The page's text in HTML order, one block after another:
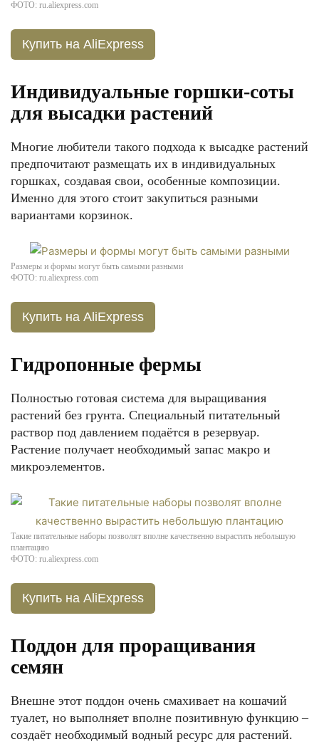
ФОТО: ru.aliexpress.com
Купить на AliExpress
Индивидуальные горшки-соты
для высадки растений
Многие любители такого подхода к высадке растений
предпочитают размещать их в индивидуальных
горшках, создавая свои, особенные композиции.
Именно для этого стоит закупиться разными
вариантами корзинок.
Размеры и формы могут быть самыми разными
ФОТО: ru.aliexpress.com
Купить на AliExpress
Гидропонные фермы
Полностью готовая система для выращивания
растений без грунта. Специальный питательный
раствор под давлением подаётся в резервуар.
Растение получает необходимый запас макро и
микроэлементов.
Такие питательные наборы позволят вполне качественно вырастить небольшую
плантацию
ФОТО: ru.aliexpress.com
Купить на AliExpress
Поддон для проращивания
семян
Внешне этот поддон очень смахивает на кошачий
туалет, но выполняет вполне позитивную функцию –
создаёт необходимый водный ресурс для растений.